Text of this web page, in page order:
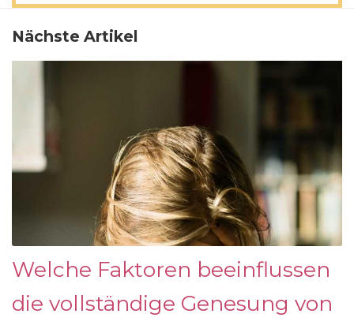
Nächste Artikel
Welche Faktoren beeinflussen
die vollständige Genesung von